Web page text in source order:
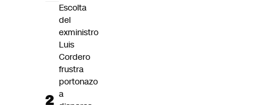
Escolta
del
exministro
Luis
Cordero
frustra
portonazo
a